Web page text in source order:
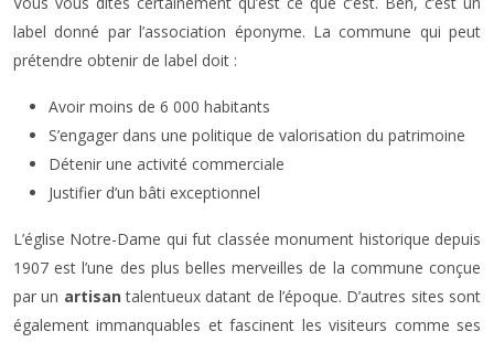
label donné par l’association éponyme. La commune qui peut
prétendre obtenir de label doit :
Avoir moins de 6 000 habitants
S’engager dans une politique de valorisation du patrimoine
Détenir une activité commerciale
Justifier d’un bâti exceptionnel
L’église Notre-Dame qui fut classée monument historique depuis
1907 est l’une des plus belles merveilles de la commune conçue
par un artisan talentueux datant de l’époque. D’autres sites sont
également immanquables et fascinent les visiteurs comme ses